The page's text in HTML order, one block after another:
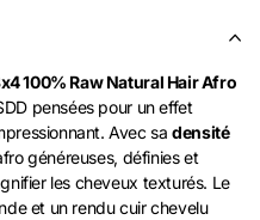
100% Raw Natural Hair Afro
pensées pour un effet
Avec sadensité
généreuses, définies et
les cheveux texturés. Le
et un rendu cuir chevelu